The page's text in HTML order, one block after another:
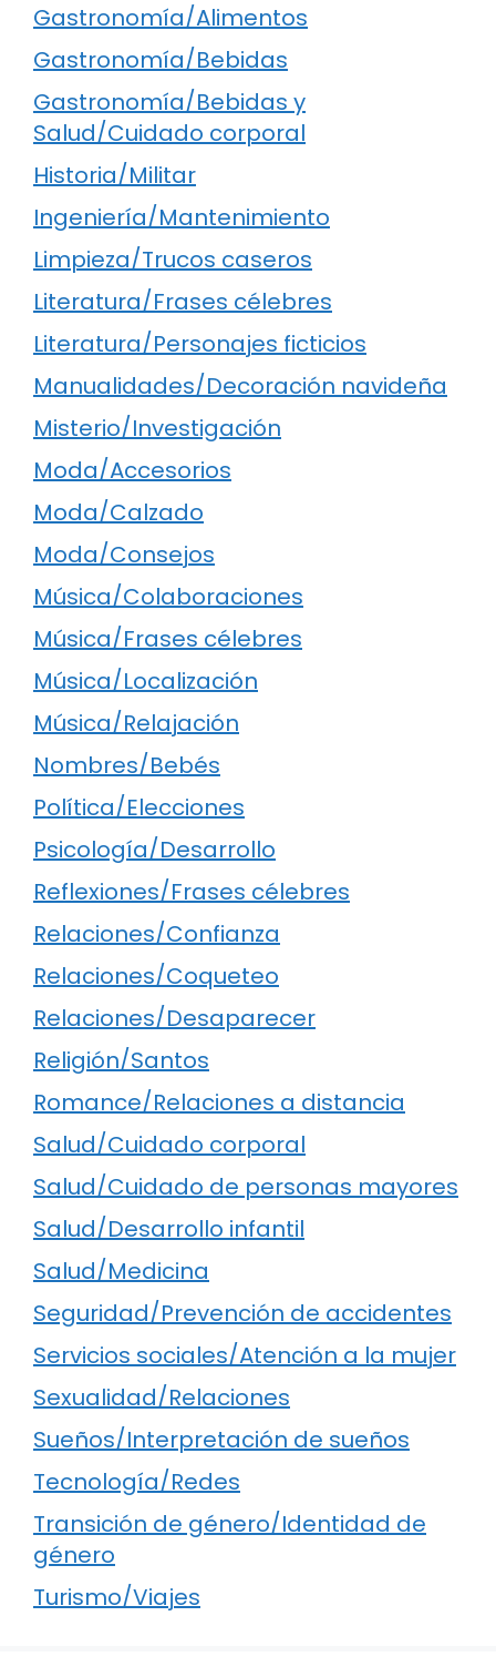
Gastronomía/Alimentos
Gastronomía/Bebidas
Gastronomía/Bebidas y
Salud/Cuidado corporal
Historia/Militar
Ingeniería/Mantenimiento
Limpieza/Trucos caseros
Literatura/Frases célebres
Literatura/Personajes ficticios
Manualidades/Decoración navideña
Misterio/Investigación
Moda/Accesorios
Moda/Calzado
Moda/Consejos
Música/Colaboraciones
Música/Frases célebres
Música/Localización
Música/Relajación
Nombres/Bebés
Política/Elecciones
Psicología/Desarrollo
Reflexiones/Frases célebres
Relaciones/Confianza
Relaciones/Coqueteo
Relaciones/Desaparecer
Religión/Santos
Romance/Relaciones a distancia
Salud/Cuidado corporal
Salud/Cuidado de personas mayores
Salud/Desarrollo infantil
Salud/Medicina
Seguridad/Prevención de accidentes
Servicios sociales/Atención a la mujer
Sexualidad/Relaciones
Sueños/Interpretación de sueños
Tecnología/Redes
Transición de género/Identidad de
género
Turismo/Viajes